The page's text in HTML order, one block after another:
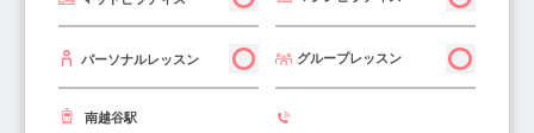
パーソナルレッスン グループレッスン
南越谷駅